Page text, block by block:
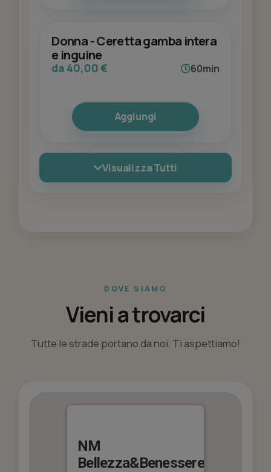
Donna - Ceretta gamba intera
e inguine
da 40,00 € 60min
Aggiungi
Visualizza Tutti
DOVE SIAMO
Vieni a trovarci
Tutte le strade portano da noi. Ti aspettiamo!
NM
Bellezza&Benessere